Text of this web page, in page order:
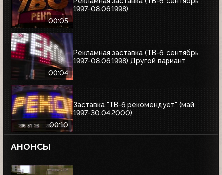
00:05
1997-08.06.1998)
00:04
Рекламная заставка (ТВ-6, сентябрь
1997-08.06.1998) Другой вариант
00:10
Заставка "ТВ-6 рекомендует" (май
1997-30.04.2000)
АНОНСЫ